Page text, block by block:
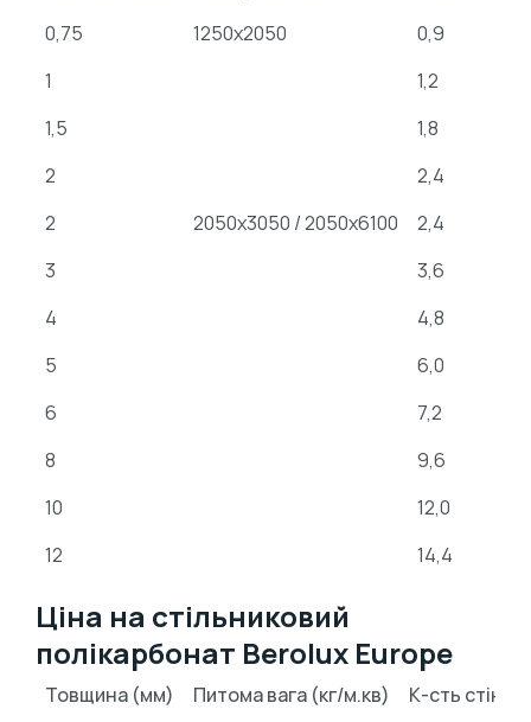
0,75
1250х2050
0,9
1
1,2
1,5
1,8
2
2,4
2
2050х3050 / 2050х6100
2,4
3
3,6
4
4,8
5
6,0
6
7,2
8
9,6
10
12,0
12
14,4
Ціна на стільниковий
полікарбонат Berolux Europe
Товщина (мм) Питома вага (кг/м.кв)
К-сть стінок